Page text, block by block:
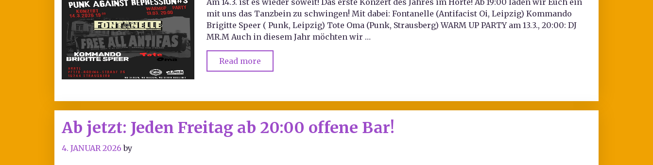
mit uns das Tanzbein zu schwingen! Mit dabei: Fontanelle (Antifacist Oi, Leipzig) Kommando
Brigitte Speer ( Punk, Leipzig) Tote Oma (Punk, Strausberg) WARM UP PARTY am 13.3., 20:00: DJ
MR.M Auch in diesem Jahr möchten wir …
Read more
Ab jetzt: Jeden Freitag ab 20:00 offene Bar!
4. JANUAR 2026 by